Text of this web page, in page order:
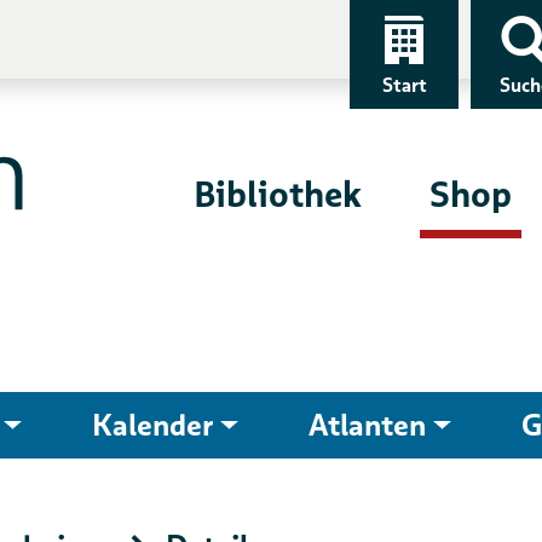
Start
Bibliothek Shop
Kalender Atlanten